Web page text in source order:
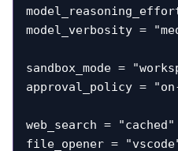
model_verbosity =
sandbox_mode =
approval_policy =
web_search = "cached"
file_opener =